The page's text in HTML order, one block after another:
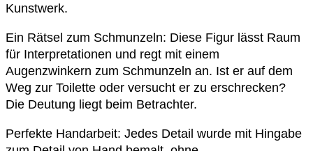
Kunstwerk.
Ein Rätsel zum Schmunzeln: Diese Figur lässt Raum
für Interpretationen und regt mit einem
Augenzwinkern zum Schmunzeln an. Ist er auf dem
Weg zur Toilette oder versucht er zu erschrecken?
Die Deutung liegt beim Betrachter.
Perfekte Handarbeit: Jedes Detail wurde mit Hingabe